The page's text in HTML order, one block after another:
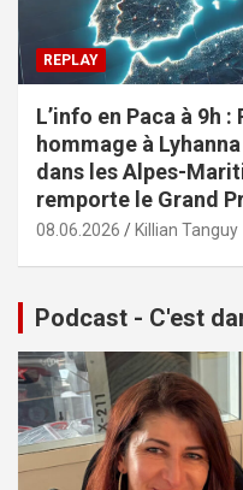
REPLAY
L’info en Paca à 9h
hommage à
dans les Alpes-
remporte le Grand
08.06.2026 Killian Tanguy
Podcast - C'est